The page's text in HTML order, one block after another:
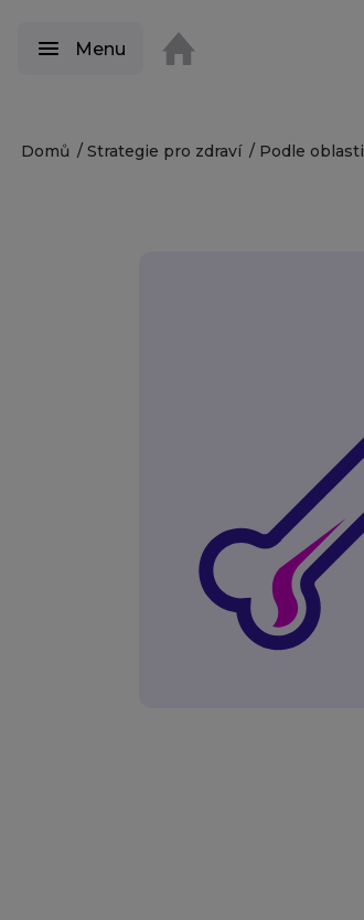
Menu
Domů Strategie pro zdraví Podle oblasti